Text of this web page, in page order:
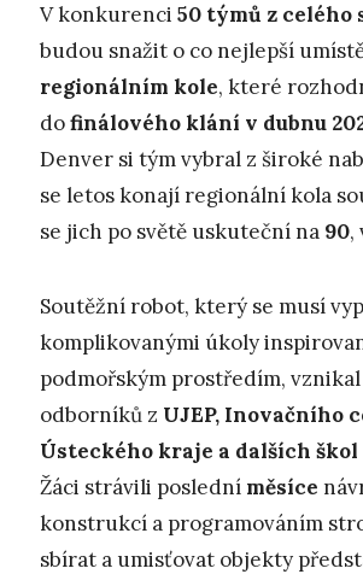
V konkurenci 50 týmů z celého
budou snažit o co nejlepší
regionálním kole, které
dofinálového klání v dubnu
Denver si tým vybral z široké
se letos konají regionální kola
se jich po světě uskuteční na 90,
Soutěžní robot, který se musí
komplikovanými úkoly
podmořským prostředím,
odborníků z UJEP, Inovačního
Ústeckého kraje a dalších
Žáci strávili poslední měsíce
konstrukcí a programováním
sbírat a umisťovat objekty